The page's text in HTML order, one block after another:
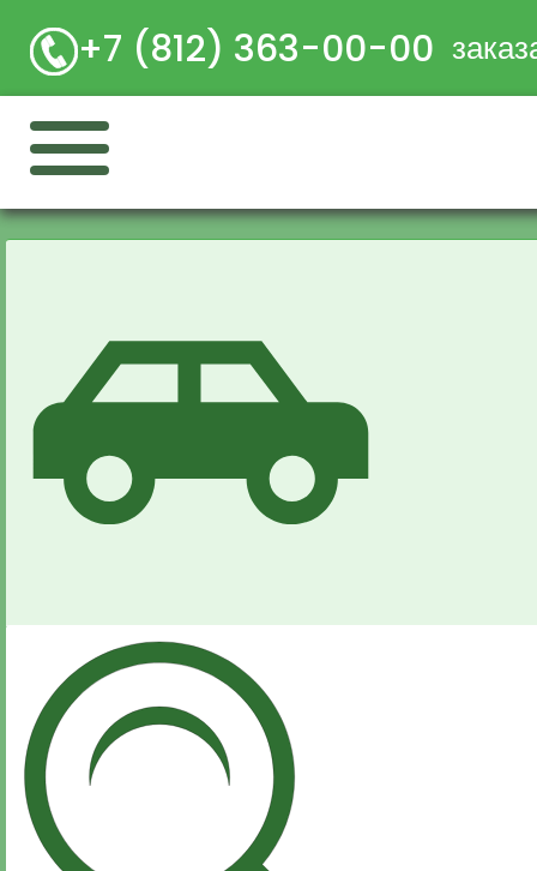
+7 (812) 363-00-00